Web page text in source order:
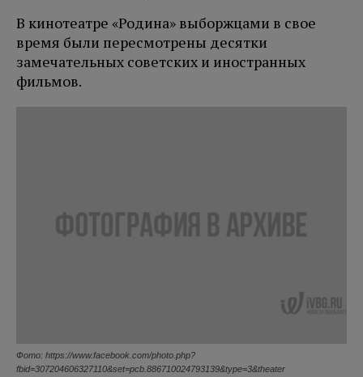
В кинотеатре «Родина» выборжцами в свое
время были пересмотрены десятки
замечательных советских и иностранных
фильмов.
Фото: https://www.facebook.com/photo.php?
fbid=307204606327110&set=pcb.886710024793139&type=3&theater